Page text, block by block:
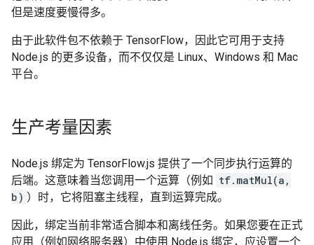
但是速度要慢得多。
由于此软件包不依赖于 TensorFlow，因此它可用于支持
Node.js 的更多设备，而不仅仅是 Linux、Windows 和 Mac
平台。
生产考量因素
Node.js 绑定为 TensorFlow.js 提供了一个同步执行运算的
后端。这意味着当您调用一个运算（例如 tf.matMul(a,
b) ）时，它将阻塞主线程，直到运算完成。
因此，绑定当前非常适合脚本和离线任务。如果您要在正式
应用（例如网络服务器）中使用 Node.js 绑定，应设置一个